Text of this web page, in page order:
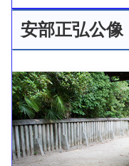
安部正弘公像